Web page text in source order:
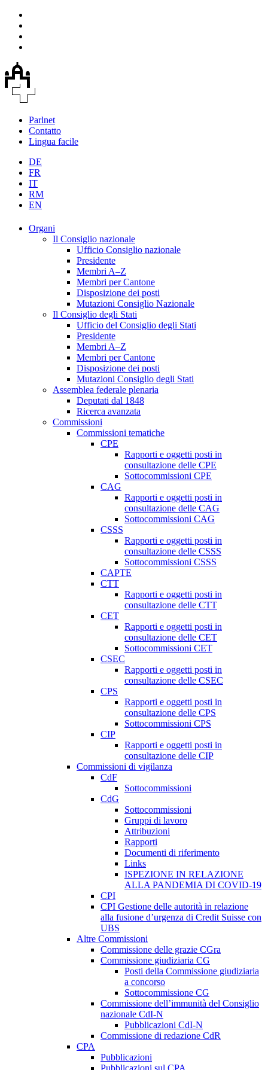
Parlnet
Contatto
Lingua facile
DE
FR
IT
RM
EN
Organi
Il Consiglio nazionale
Ufficio Consiglio nazionale
Presidente
Membri A–Z
Membri per Cantone
Disposizione dei posti
Mutazioni Consiglio Nazionale
Il Consiglio degli Stati
Ufficio del Consiglio degli Stati
Presidente
Membri A–Z
Membri per Cantone
Disposizione dei posti
Mutazioni Consiglio degli Stati
Assemblea federale plenaria
Deputati dal 1848
Ricerca avanzata
Commissioni
Commissioni tematiche
CPE
Rapporti e oggetti posti in
consultazione delle CPE
Sottocommissioni CPE
CAG
Rapporti e oggetti posti in
consultazione delle CAG
Sottocommissioni CAG
CSSS
Rapporti e oggetti posti in
consultazione delle CSSS
Sottocommissioni CSSS
CAPTE
CTT
Rapporti e oggetti posti in
consultazione delle CTT
CET
Rapporti e oggetti posti in
consultazione delle CET
Sottocommissioni CET
CSEC
Rapporti e oggetti posti in
consultazione delle CSEC
CPS
Rapporti e oggetti posti in
consultazione delle CPS
Sottocommissioni CPS
CIP
Rapporti e oggetti posti in
consultazione delle CIP
Commissioni di vigilanza
CdF
Sottocommissioni
CdG
Sottocommissioni
Gruppi di lavoro
Attribuzioni
Rapporti
Documenti di riferimento
Links
ISPEZIONE IN RELAZIONE
ALLA PANDEMIA DI COVID-19
CPI
CPI Gestione delle autorità in relazione
alla fusione d’urgenza di Credit Suisse con
UBS
Altre Commissioni
Commissione delle grazie CGra
Commissione giudiziaria CG
Posti della Commissione giudiziaria
a concorso
Sottocommissione CG
Commissione dell’immunità del Consiglio
nazionale CdI-N
Pubblicazioni CdI-N
Commissione di redazione CdR
CPA
Pubblicazioni